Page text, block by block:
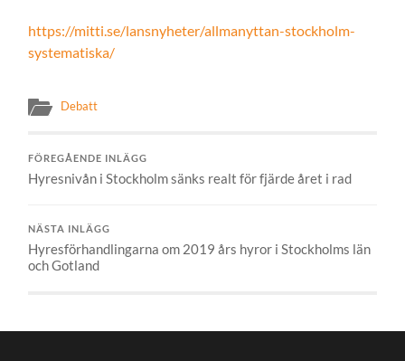
https://mitti.se/lansnyheter/allmanyttan-stockholm-
systematiska/
Debatt
FÖREGÅENDE INLÄGG
Hyresnivån i Stockholm sänks realt för fjärde året i rad
NÄSTA INLÄGG
Hyresförhandlingarna om 2019 års hyror i Stockholms län
och Gotland